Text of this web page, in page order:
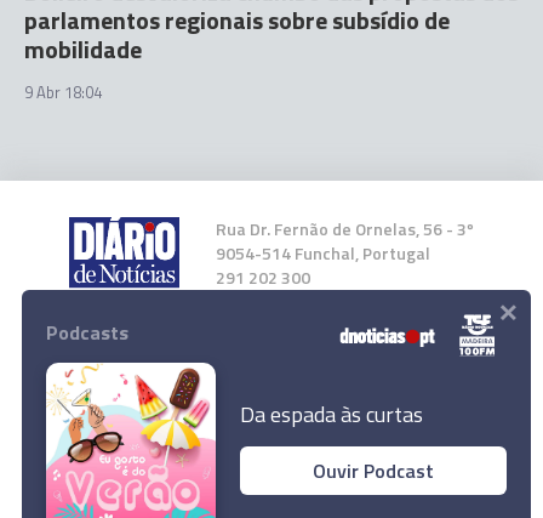
parlamentos regionais sobre subsídio de
mobilidade
9 Abr 18:04
Rua Dr. Fernão de Ornelas, 56 - 3º
9054-514 Funchal, Portugal
291 202 300
Instale a nossa App
© 2026 Empresa Diário de Notícias, Lda.
Podcasts
Da espada às curtas
Ouvir Podcast
×